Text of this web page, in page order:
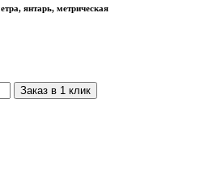
янтарь, метрическая
Заказ в 1 клик